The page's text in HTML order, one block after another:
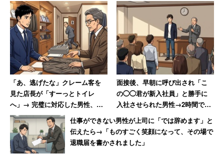
「あ、逃げたな」クレーム客を
見た店長が「すーっとトイレ
へ」→ 完璧に対応した男性、店
長の“ニヤニヤ”に呆れ果てる
面接後、早朝に呼び出され「こ
の◯◯君が新入社員」と勝手に
入社させられた男性→2時間でス
ピード退職果たす
仕事ができない男性が上司に「では辞めます」と
伝えたら→「ものすごく笑顔になって、その場で
退職届を書かされました」